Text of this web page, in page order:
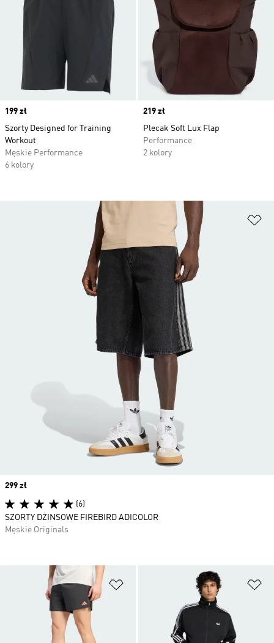
Price
199 zł
Szorty Designed for Training
Workout
Męskie Performance
6 kolory
Price
219 zł
Plecak Soft Lux Flap
Performance
2 kolory
Dodaj do listy życzeń
Price
299 zł
(6)
SZORTY DŻINSOWE FIREBIRD ADICOLOR
Męskie Originals